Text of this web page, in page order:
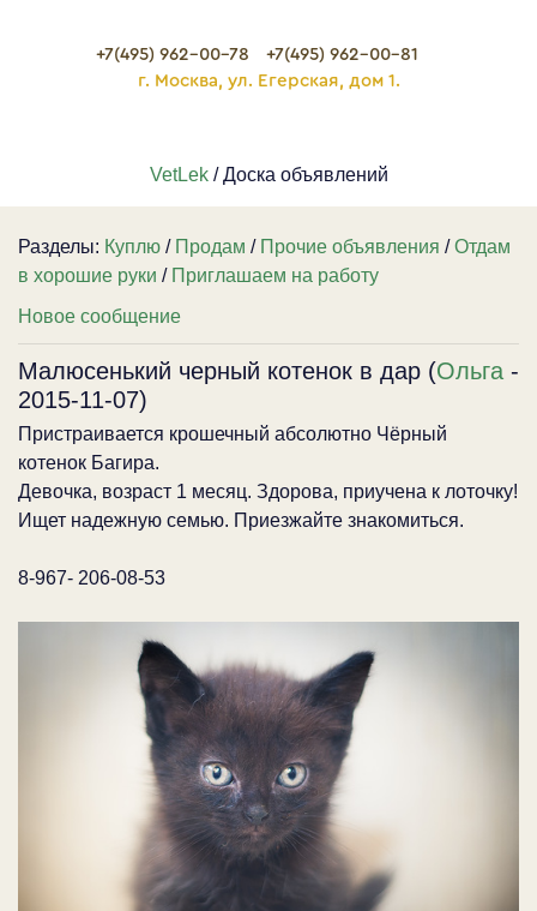
+7(495) 962-00-78
+7(495) 962-00-81
г. Москва, ул. Егерская, дом 1.
VetLek/ Доска объявлений
Разделы: Куплю / Продам / Прочие объявления /Отдам
в хорошие руки / Приглашаем на работу
Новое сообщение
Малюсенький черный котенок в дар (Ольга -
2015-11-07)
Пристраивается крошечный абсолютно Чёрный
котенок Багира.
Девочка, возраст 1 месяц. Здорова, приучена к лоточку!
Ищет надежную семью. Приезжайте знакомиться.
8-967- 206-08-53